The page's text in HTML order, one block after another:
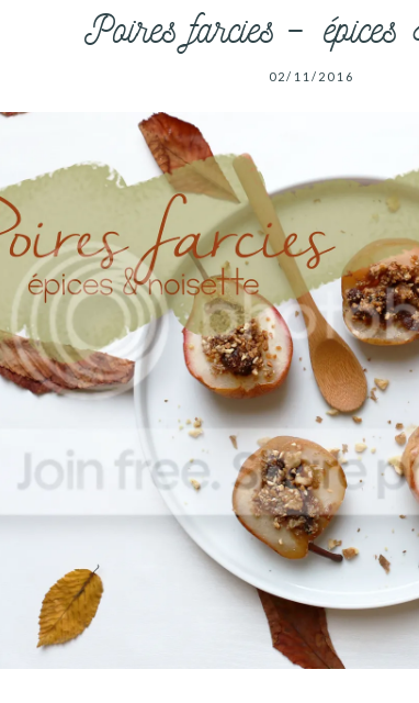
Poires farcies – épices
02/11/2016